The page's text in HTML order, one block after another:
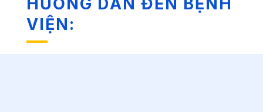
VIỆN: